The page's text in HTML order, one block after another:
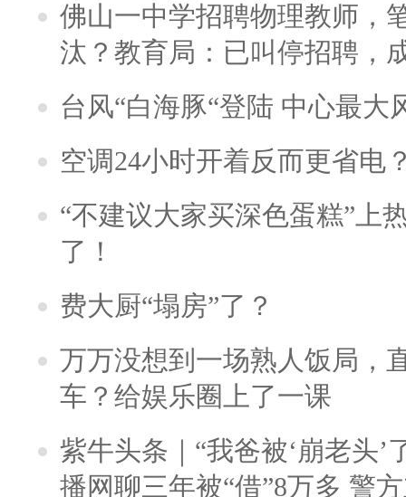
佛山一中学招聘物理教师，
汰？教育局：已叫停招聘，
台风“白海豚“登陆 中心最大
空调24小时开着反而更省电
“不建议大家买深色蛋糕”上
了！
费大厨“塌房”了？
万万没想到一场熟人饭局，
车？给娱乐圈上了一课
紫牛头条｜“我爸被‘崩老头’
播网聊三年被“借”8万多 警